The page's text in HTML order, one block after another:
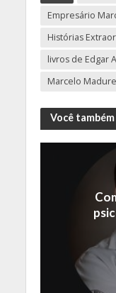
Empresário
Histórias
livros de Edgar
Marcelo
Você